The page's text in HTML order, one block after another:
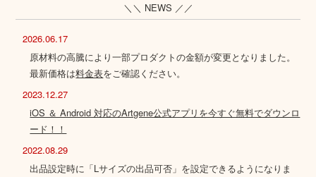
＼＼ NEWS ／／
2026.06.17
原材料の高騰により一部プロダクトの金額が変更となりました。
最新価格は料金表をご確認ください。
2023.12.27
iOS ＆ Android 対応のArtgene公式アプリを今すぐ無料でダウンロ
ード！！
2022.08.29
出品設定時に「Lサイズの出品可否」を設定できるようになりま